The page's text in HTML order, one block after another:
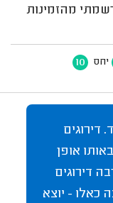
מהזמינות
יחס 10
דירוגים
אופן
דירוגים
כאלו - יוצא